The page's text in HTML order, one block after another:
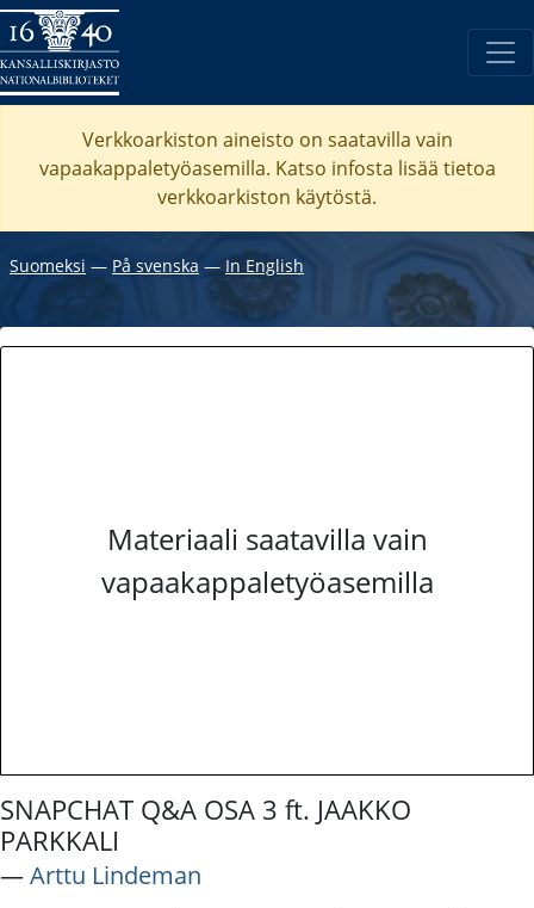
Verkkoarkiston aineisto on saatavilla vain
vapaakappaletyöasemilla. Katso infosta lisää tietoa
verkkoarkiston käytöstä.
Suomeksi ― På svenska ― In English
Materiaali saatavilla vain
vapaakappaletyöasemilla
SNAPCHAT Q&A OSA 3 ft. JAAKKO
PARKKALI
―Arttu Lindeman